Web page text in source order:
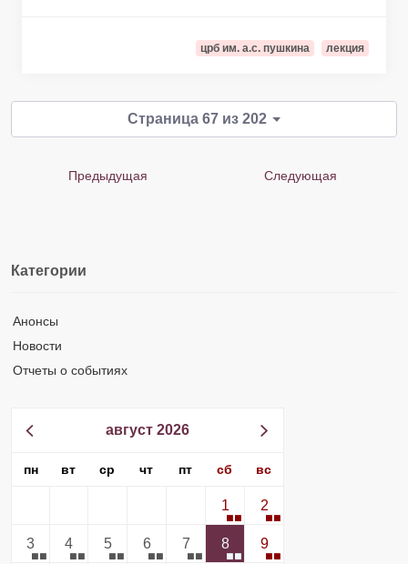
црб им. а.с. пушкина лекция
Страница 67 из 202
Предыдущая Следующая
Категории
Анонсы
Новости
Отчеты о событиях
август 2026
пн вт ср чт пт сб вс
1 2
3 4 5 6 7 8 9